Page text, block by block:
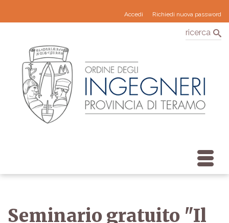
Accedi Richiedi nuova password
ricerca
Seminario gratuito "Il